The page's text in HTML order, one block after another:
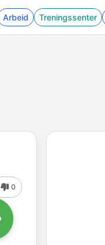
Arbeid Treningssenter
0